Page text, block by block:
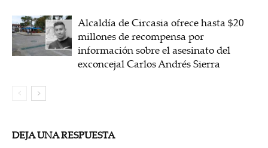
Alcaldía de Circasia ofrece hasta $20
millones de recompensa por
información sobre el asesinato del
exconcejal Carlos Andrés Sierra
DEJA UNA RESPUESTA